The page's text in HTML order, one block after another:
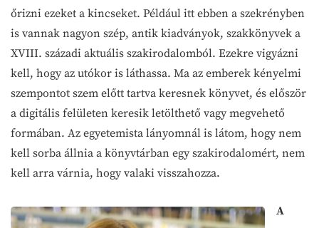
őrizni ezeket a kincseket. Például itt ebben a szekrényben
is vannak nagyon szép, antik kiadványok, szakkönyvek a
XVIII. századi aktuális szakirodalomból. Ezekre vigyázni
kell, hogy az utókor is láthassa. Ma az emberek kényelmi
szempontot szem előtt tartva keresnek könyvet, és először
a digitális felületen keresik letölthető vagy megvehető
formában. Az egyetemista lányomnál is látom, hogy nem
kell sorba állnia a könyvtárban egy szakirodalomért, nem
kell arra várnia, hogy valaki visszahozza.
A